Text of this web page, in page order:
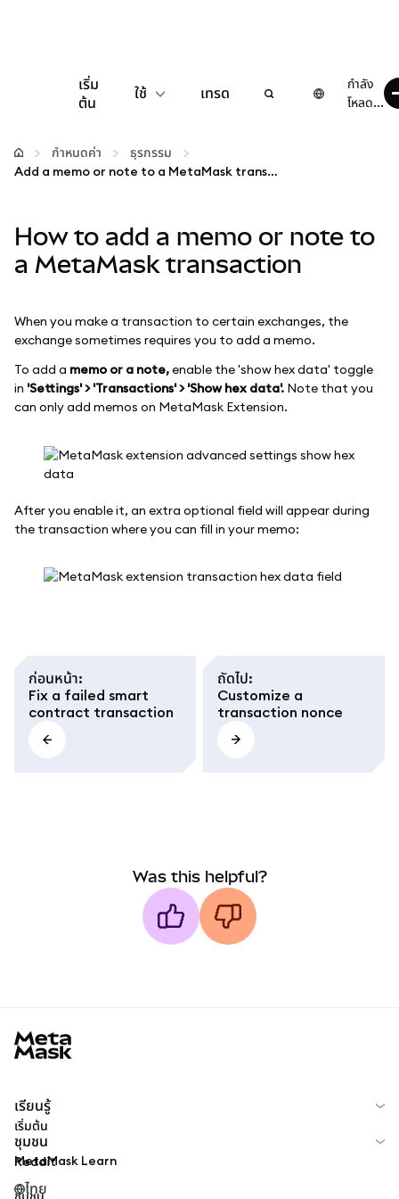
เริ่ม
ต้น
ใช้
กำหนดค่า
เว็บ 3 เพิ่มเติม
เทรด
กำลัง
โหลด...
กำหนดค่า
ธุรกรรม
Add a memo or note to a MetaMask transaction
How to add a memo or note to
a MetaMask transaction
When you make a transaction to certain exchanges, the
exchange sometimes requires you to add a memo.
To add a memo or a note,enable the 'show hex data' toggle
in 'Settings' > 'Transactions' > 'Show hex data'. Note that you
can only add memos on MetaMask Extension.
After you enable it, an extra optional field will appear during
the transaction where you can fill in your memo:
ก่อนหน้า:
Fix a failed smart
contract transaction
ถัดไป:
Customize a
transaction nonce
Was this helpful?
เรียนรู้
เริ่มต้น
MetaMask Learn
ชุมชน
Reddit
ไทย